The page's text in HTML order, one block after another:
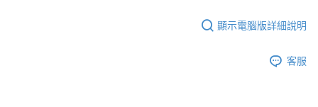
顯示電腦版詳細說明
客服